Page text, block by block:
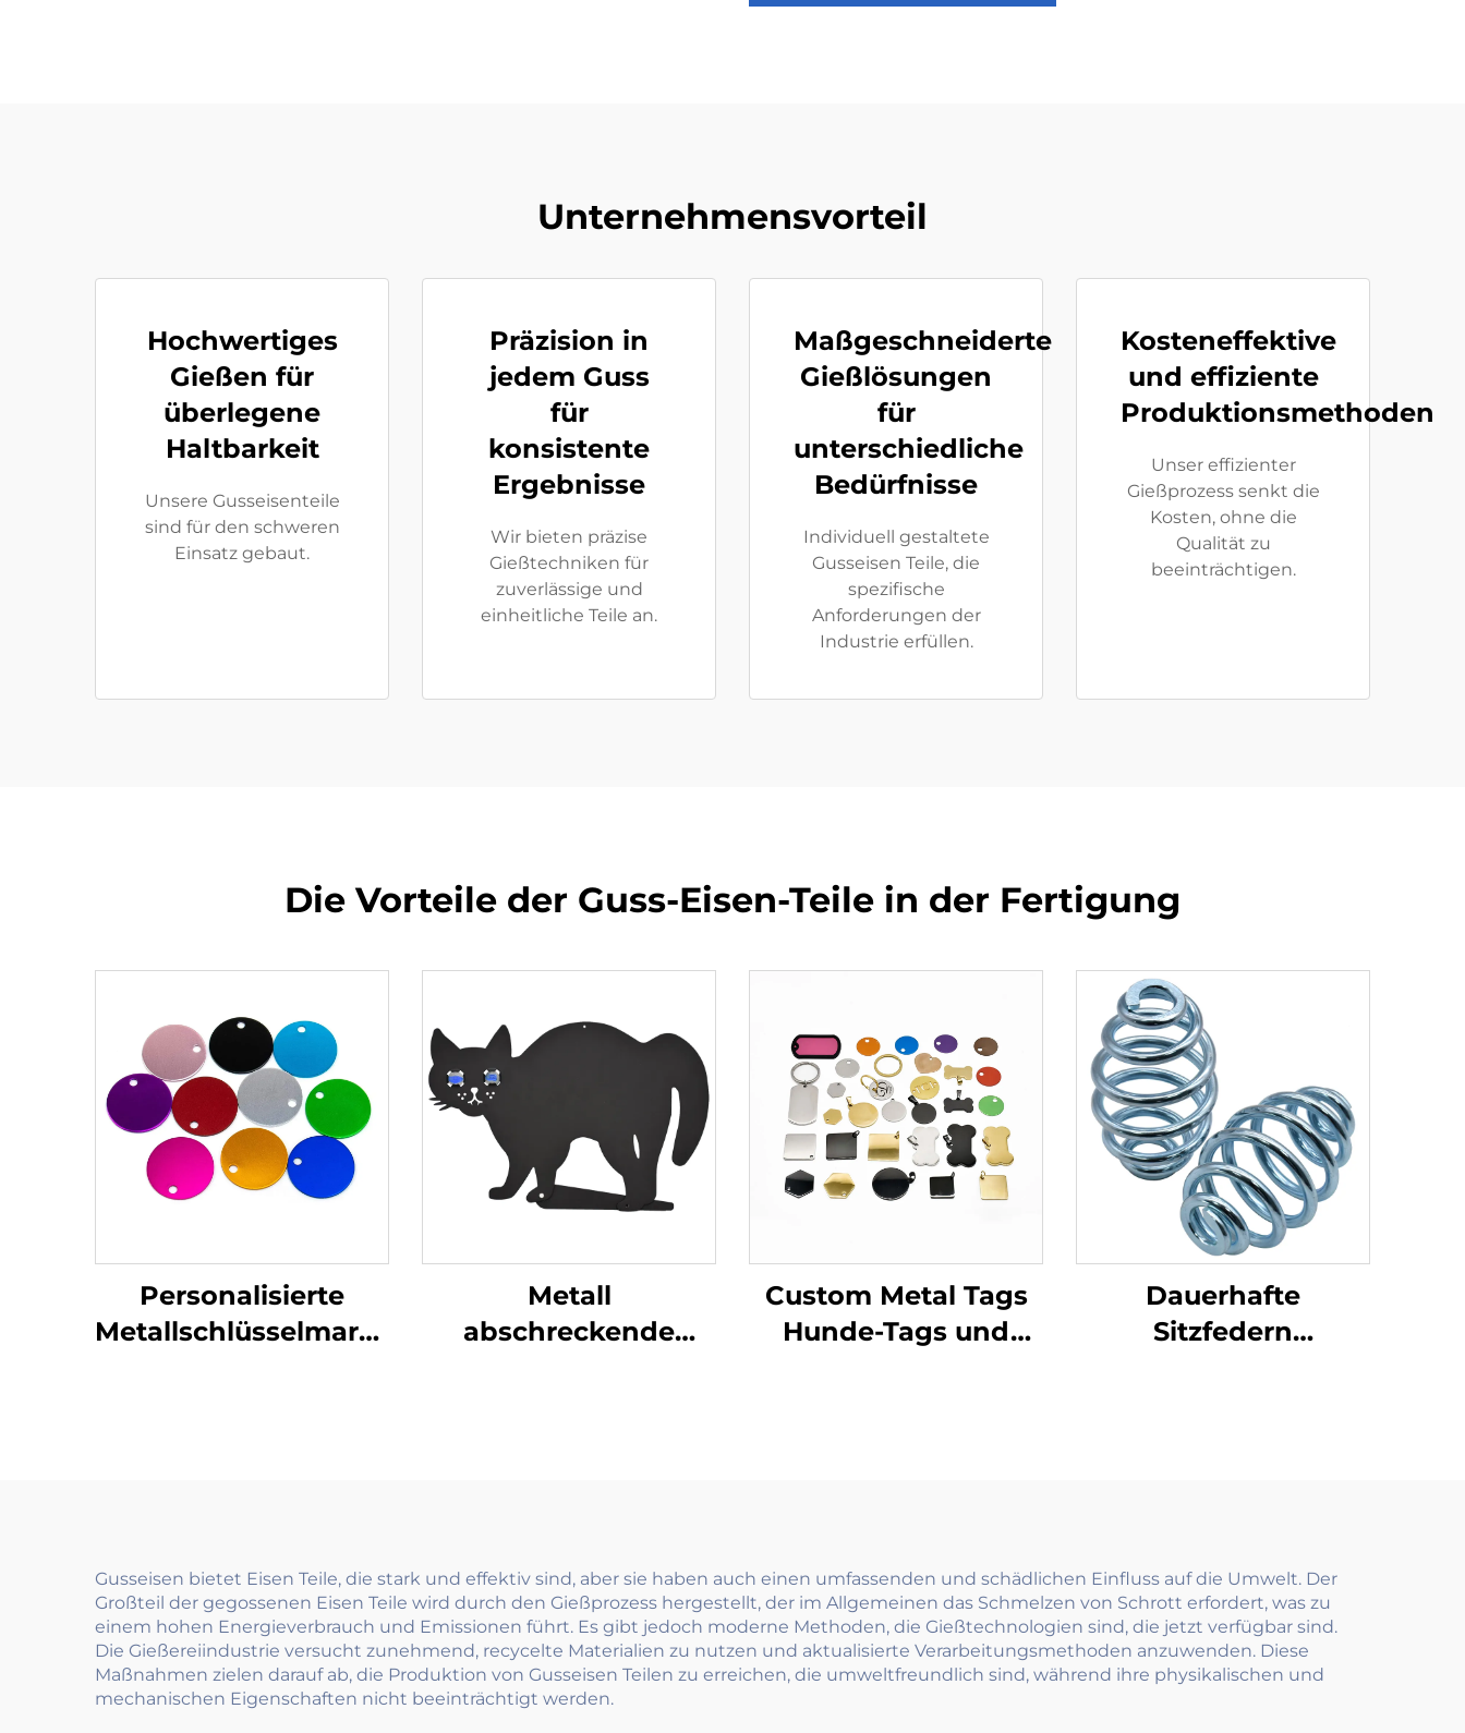
Unternehmensvorteil
Hochwertiges
Gießen für
überlegene
Haltbarkeit
Unsere Gusseisenteile
sind für den schweren
Einsatz gebaut.
Präzision in
jedem Guss
für
konsistente
Ergebnisse
Wir bieten präzise
Gießtechniken für
zuverlässige und
einheitliche Teile an.
Maßgeschneiderte
Gießlösungen
für
unterschiedliche
Bedürfnisse
Individuell gestaltete
Gusseisen Teile, die
spezifische
Anforderungen der
Industrie erfüllen.
Kosteneffektive
und effiziente
Produktionsmethoden
Unser effizienter
Gießprozess senkt die
Kosten, ohne die
Qualität zu
beeinträchtigen.
Die Vorteile der Guss-Eisen-Teile in der Fertigung
Personalisierte
Metallschlüsselmarken
Metall
abschreckende
Custom Metal Tags
Hunde-Tags und
Dauerhafte
Sitzfedern
Gusseisen bietet Eisen Teile, die stark und effektiv sind, aber sie haben auch einen umfassenden und schädlichen Einfluss auf die Umwelt. Der
Großteil der gegossenen Eisen Teile wird durch den Gießprozess hergestellt, der im Allgemeinen das Schmelzen von Schrott erfordert, was zu
einem hohen Energieverbrauch und Emissionen führt. Es gibt jedoch moderne Methoden, die Gießtechnologien sind, die jetzt verfügbar sind.
Die Gießereiindustrie versucht zunehmend, recycelte Materialien zu nutzen und aktualisierte Verarbeitungsmethoden anzuwenden. Diese
Maßnahmen zielen darauf ab, die Produktion von Gusseisen Teilen zu erreichen, die umweltfreundlich sind, während ihre physikalischen und
mechanischen Eigenschaften nicht beeinträchtigt werden.